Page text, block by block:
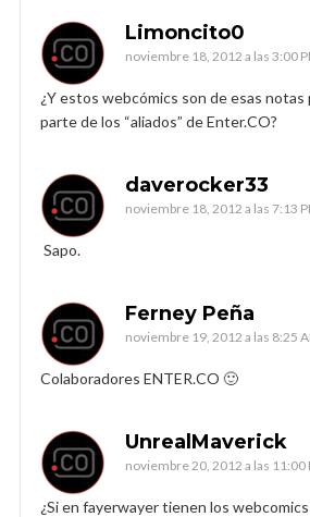
Limoncito0
noviembre 18, 2012 a las 3:00
¿Y estos webcómics son de esas
parte de los “aliados” de Enter.CO?
daverocker33
noviembre 18, 2012 a las 7:13
Sapo.
Ferney Peña
noviembre 19, 2012 a las 8:25
Colaboradores ENTER.CO 🙂
UnrealMaverick
noviembre 20, 2012 a las 11:00
¿Si en fayerwayer tienen los